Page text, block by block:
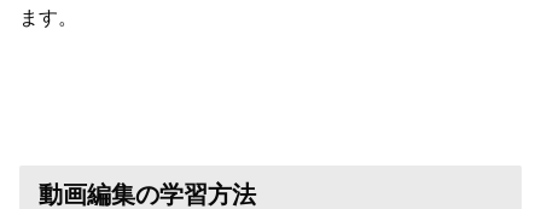
ます。
動画編集の学習方法